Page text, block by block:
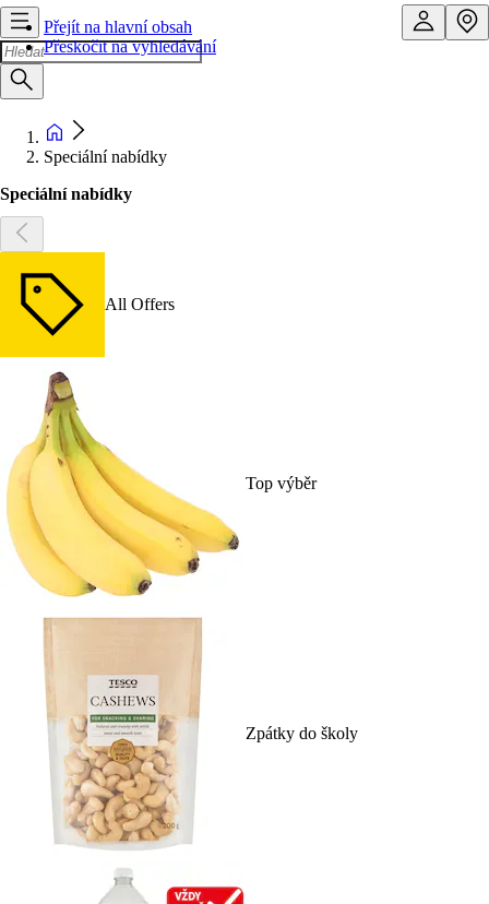
Přejít na hlavní obsah
Přeskočit na vyhledávání
Speciální nabídky
Speciální nabídky
All Offers
Top výběr
Zpátky do školy